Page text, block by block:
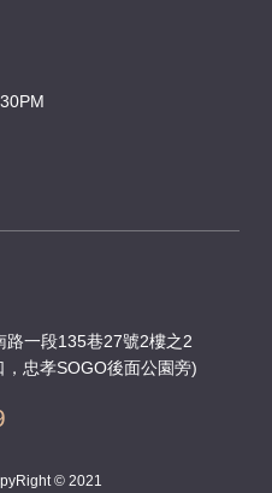
路一段135巷27號2樓之2
忠孝SOGO後面公園旁)
© 2021